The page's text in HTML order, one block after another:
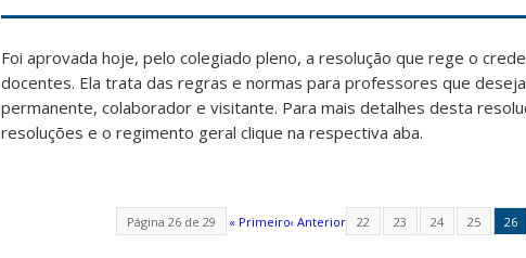
Foi aprovada hoje, pelo colegiado pleno, a resolução que rege o
docentes. Ela trata das regras e normas para professores que
permanente, colaborador e visitante. Para mais detalhes desta
resoluções e o regimento geral clique na respectiva aba.
Página 26 de 29 « Primeiro‹ Anterior 22 23 24 25 26